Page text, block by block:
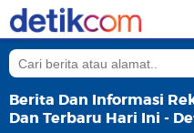
Berita Dan Informasi
Dan Terbaru Hari Ini -